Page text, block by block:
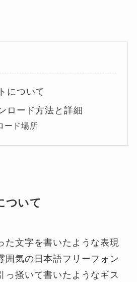
について
ロード方法と詳細
ード場所
ついて
た文字を書いたような表現
囲気の日本語フリーフォン
っ掻いて書いたようなギス